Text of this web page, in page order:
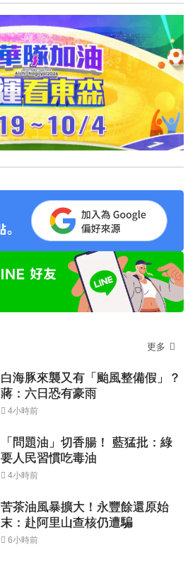
更多
白海豚來襲又有「颱風整備假」？
蔣：六日恐有豪雨
4小時前
「問題油」切香腸！ 藍猛批：綠
要人民習慣吃毒油
4小時前
苦茶油風暴擴大！永豐餘還原始
末：赴阿里山查核仍遭騙
6小時前